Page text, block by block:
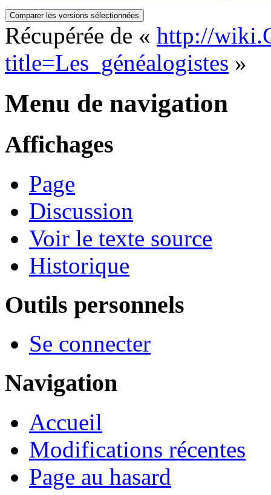
Récupérée de « http://
title=Les_généalogistes »
Menu de navigation
Affichages
Page
Discussion
Voir le texte source
Historique
Outils personnels
Se connecter
Navigation
Accueil
Modifications récentes
Page au hasard